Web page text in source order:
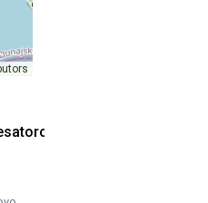
s Tomášom